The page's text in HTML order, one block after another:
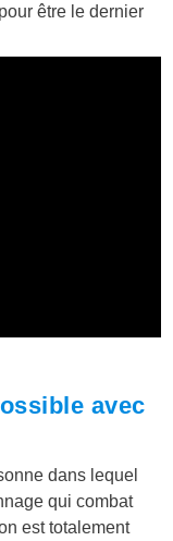
être le dernier
avec
dans lequel
qui combat
est totalement